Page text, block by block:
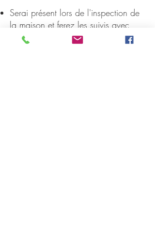
Serai présent lors de l'inspection de
la maison et ferez les suivis avec
l'inspecteur pour plus de détails, le